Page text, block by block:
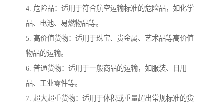
4. 危险品：适用于符合航空运输标准的危险品，如化学
品、电池、易燃物品等。
5. 高价值货物：适用于珠宝、贵金属、艺术品等高价值
物品的运输。
6. 普通货物：适用于一般商品的运输，如服装、日用
品、工业零件等。
7. 超大超重货物：适用于体积或重量超出常规标准的货